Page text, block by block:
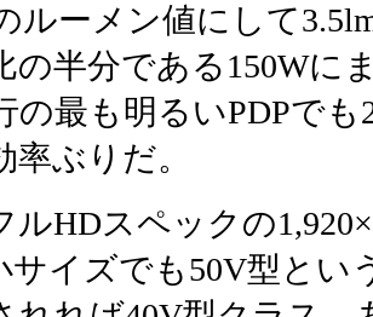
ルーメン値にして
の半分である150Wに
の最も明るいPDPで
ぶりだ。
HDスペックの
サイズでも50V型とい